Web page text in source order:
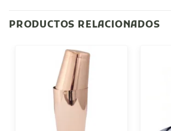
PRODUCTOS RELACIONADOS